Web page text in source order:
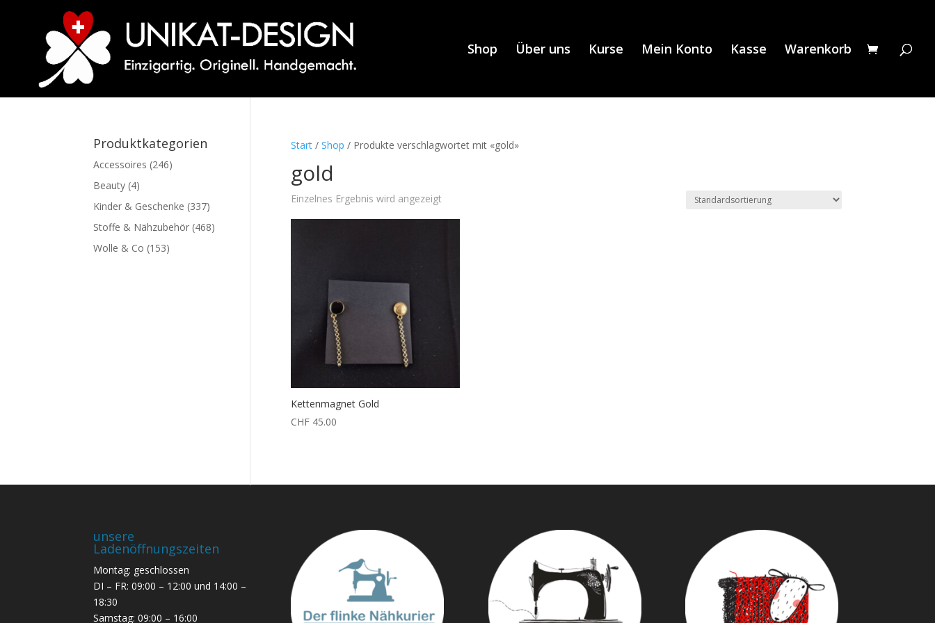
Shop Über uns Kurse Mein Konto Kasse Warenkorb
Start/ Shop / Produkte verschlagwortet mit «gold»
gold
Einzelnes Ergebnis wird angezeigt
Kettenmagnet Gold
CHF45.00
Produktkategorien
Accessoires (246)
Beauty (4)
Kinder & Geschenke (337)
Stoffe & Nähzubehör (468)
Wolle & Co (153)
unsere
Ladenöffnungszeiten
Montag: geschlossen
DI – FR: 09:00 – 12:00 und 14:00 –
18:30
Samstag: 09:00 – 16:00